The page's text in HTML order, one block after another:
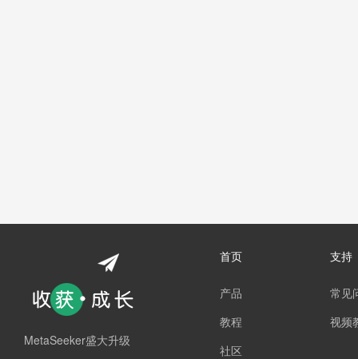
MetaSeeker盛大升级
首页
产品
教程
社区
支持
常见
视频